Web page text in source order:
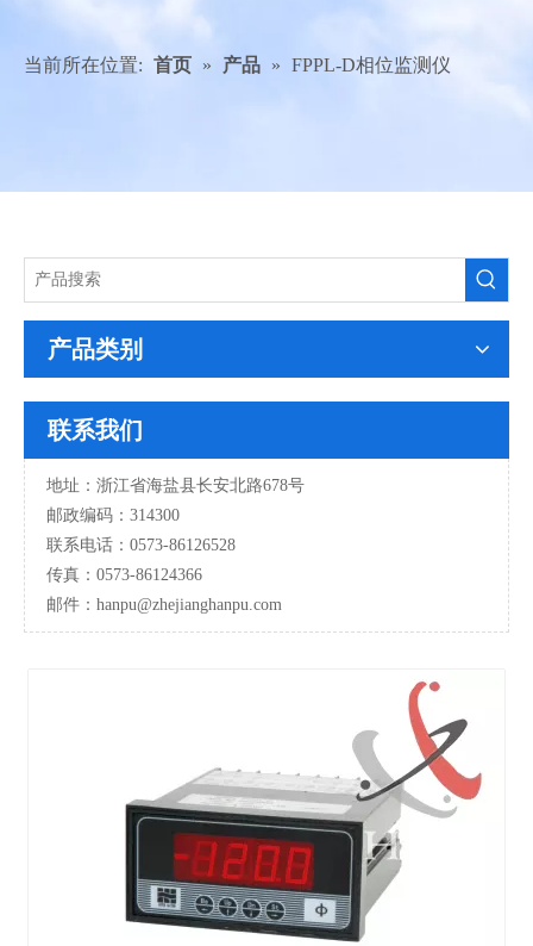
当前所在位置: 首页 » 产品 » FPPL-D相位监测仪
产品类别
联系我们
地址：浙江省海盐县长安北路678号
邮政编码：314300
联系电话：0573-86126528
传真：0573-86124366
邮件：hanpu@zhejianghanpu.com